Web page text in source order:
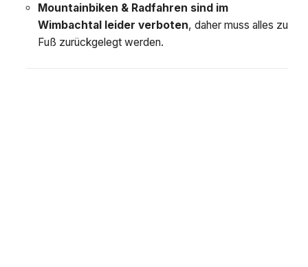
Mountainbiken & Radfahren sind im
Wimbachtal leider verboten, daher muss alles zu
Fuß zurückgelegt werden.